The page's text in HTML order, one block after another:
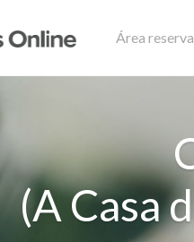
Área
(A Casa